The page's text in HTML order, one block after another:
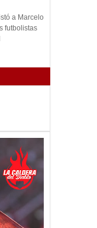
a Marcelo
futbolistas